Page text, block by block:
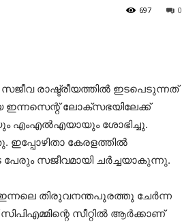
0
697
രാഷ്ട്രീയത്തില്‍ ഇടപെടുന്നത്
ലോക്‌സഭയിലേക്ക്
എംഎല്‍എയായും ശോഭിച്ചു.
കേരളത്തില്‍
പേരും സജീവമായി ചര്‍ച്ചയാകുന്നു.
തിരുവനന്തപുരത്തു ചേര്‍ന്ന
സീറ്റില്‍ ആര്‍ക്കാണ്